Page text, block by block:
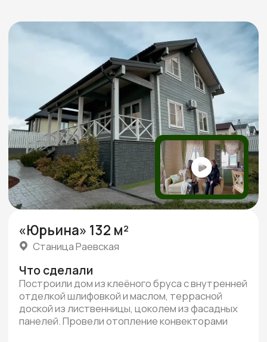
Более 60 +
положительных отзывов
Реальные видео-отзывы